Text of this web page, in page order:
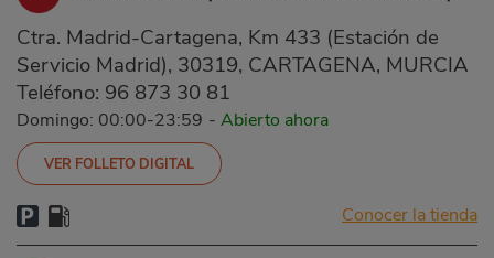
Ctra. Madrid-Cartagena, Km 433 (Estación de
Servicio Madrid), 30319, CARTAGENA, MURCIA
Teléfono: 96 873 30 81
Domingo: 00:00-23:59 - Abierto ahora
VER FOLLETO DIGITAL
Conocer la tienda